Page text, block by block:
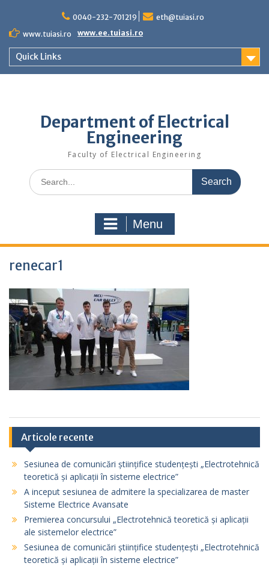
content
0040-232-701219
eth@tuiasi.ro
www.tuiasi.ro
www.ee.tuiasi.ro
Quick Links
Department of Electrical
Engineering
Faculty of Electrical Engineering
Search
for:
Menu
renecar1
Articole recente
Sesiunea de comunicări științifice studențești „Electrotehnică
teoretică și aplicații în sisteme electrice”
A inceput sesiunea de admitere la specializarea de master
Sisteme Electrice Avansate
Premierea concursului „Electrotehnică teoretică și aplicații
ale sistemelor electrice”
Sesiunea de comunicări științifice studențești „Electrotehnică
teoretică și aplicații în sisteme electrice”